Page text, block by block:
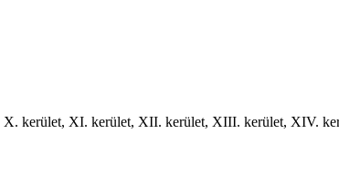
kerület, XI. kerület, XII. kerület, XIII. kerület, XIV.